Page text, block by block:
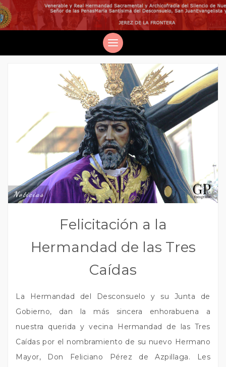
Noticias
Felicitación a la
Hermandad de las Tres
Caídas
La Hermandad del Desconsuelo y su Junta de
Gobierno, dan la más sincera enhorabuena a
nuestra querida y vecina Hermandad de las Tres
Caídas por el nombramiento de su nuevo Hermano
Mayor, Don Feliciano Pérez de Azpillaga. Les